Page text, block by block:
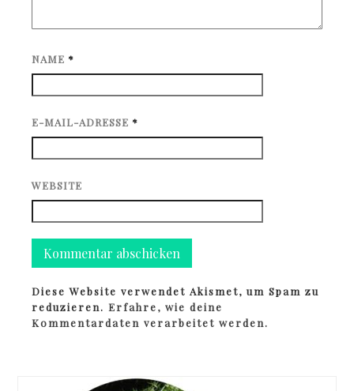
NAME *
E-MAIL-ADRESSE *
WEBSITE
Diese Website verwendet Akismet, um Spam zu
reduzieren.Erfahre, wie deine
Kommentardaten verarbeitet werden.